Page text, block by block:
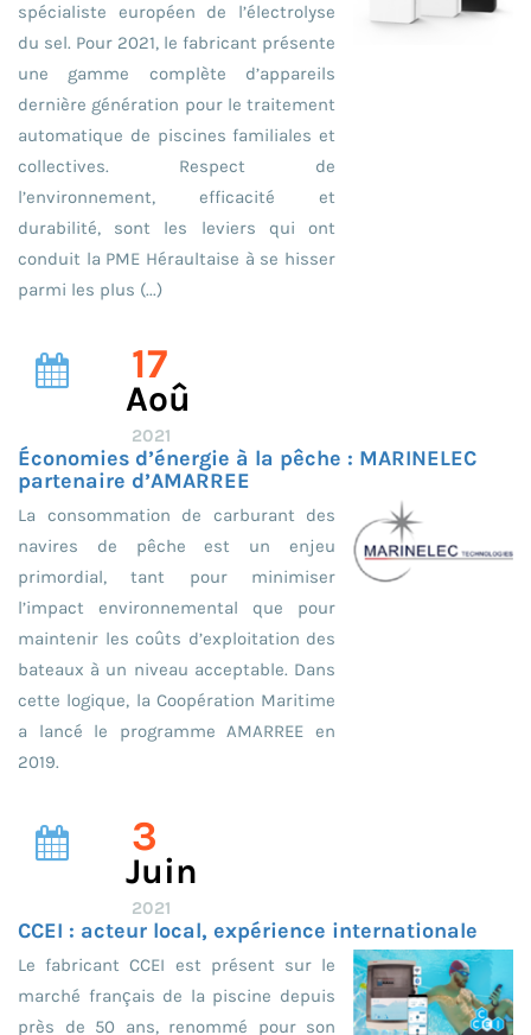
spécialiste européen de l’électrolyse
du sel. Pour 2021, le fabricant présente
une gamme complète d’appareils
dernière génération pour le traitement
automatique de piscines familiales et
collectives. Respect de
l’environnement, efficacité et
durabilité, sont les leviers qui ont
conduit la PME Héraultaise à se hisser
parmi les plus (...)
17
Aoû
2021
Économies d’énergie à la pêche : MARINELEC
partenaire d’AMARREE
La consommation de carburant des
navires de pêche est un enjeu
primordial, tant pour minimiser
l’impact environnemental que pour
maintenir les coûts d’exploitation des
bateaux à un niveau acceptable. Dans
cette logique, la Coopération Maritime
a lancé le programme AMARREE en
2019.
3
Juin
2021
CCEI : acteur local, expérience internationale
Le fabricant CCEI est présent sur le
marché français de la piscine depuis
près de 50 ans, renommé pour son